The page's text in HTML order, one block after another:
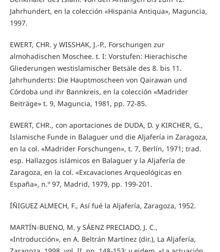
Jahrhundert, en la colección «Hispania Antiqua», Maguncia,
1997.
EWERT, CHR. y WISSHAK, J.-P., Forschungen zur
almohadischen Moschee. t. I: Vorstufen: Hierachische
Gliederungen westislamischer Betsäle des 8. bis 11.
Jahrhunderts: Die Hauptmoscheen von Qairawan und
Córdoba und ihr Bannkreis, en la colección «Madrider
Beiträge» t. 9, Maguncia, 1981, pp. 72-85.
EWERT, CHR., con aportaciones de DUDA, D. y KIRCHER, G.,
Islamische Funde in Balaguer und die Aljafería in Zaragoza,
en la col. «Madrider Forschungen», t. 7, Berlín, 1971; trad.
esp. Hallazgos islámicos en Balaguer y la Aljafería de
Zaragoza, en la col. «Excavaciones Arqueológicas en
España», n.º 97, Madrid, 1979, pp. 199-201.
ÍÑIGUEZ ALMECH, F., Así fué la Aljafería, Zaragoza, 1952.
MARTÍN-BUENO, M. y SÁENZ PRECIADO, J. C.,
«Introducción», en A. Beltrán Martínez (dir.), La Aljafería,